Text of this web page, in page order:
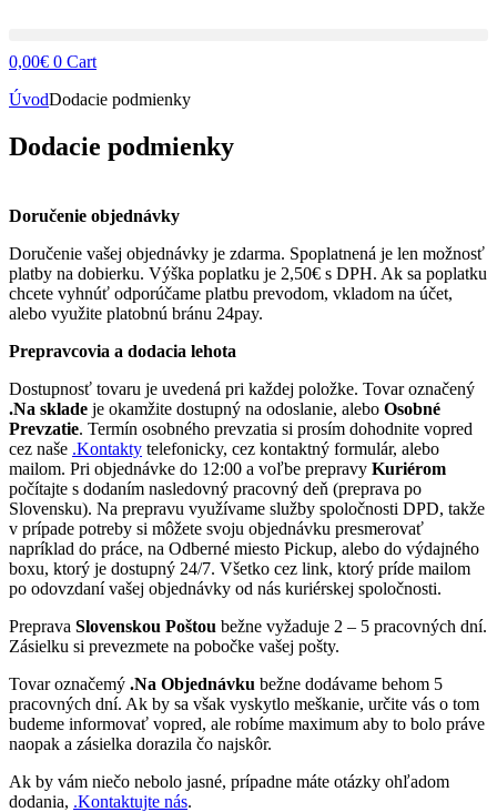
0,00€ 0 Cart
ÚvodDodacie podmienky
Dodacie podmienky
Doručenie objednávky
Doručenie vašej objednávky je zdarma. Spoplatnená je len možnosť
platby na dobierku. Výška poplatku je 2,50€ s DPH. Ak sa poplatku
chcete vyhnúť odporúčame platbu prevodom, vkladom na účet,
alebo využite platobnú bránu 24pay.
Prepravcovia a dodacia lehota
Dostupnosť tovaru je uvedená pri každej položke. Tovar označený
.Na sklade je okamžite dostupný na odoslanie, alebo Osobné
Prevzatie. Termín osobného prevzatia si prosím dohodnite vopred
cez naše .Kontakty telefonicky, cez kontaktný formulár, alebo
mailom. Pri objednávke do 12:00 a voľbe prepravy Kuriérom
počítajte s dodaním nasledovný pracovný deň (preprava po
Slovensku). Na prepravu využívame služby spoločnosti DPD, takže
v prípade potreby si môžete svoju objednávku presmerovať
napríklad do práce, na Odberné miesto Pickup, alebo do výdajného
boxu, ktorý je dostupný 24/7. Všetko cez link, ktorý príde mailom
po odovzdaní vašej objednávky od nás kuriérskej spoločnosti.
Preprava Slovenskou Poštou bežne vyžaduje 2 – 5 pracovných dní.
Zásielku si prevezmete na pobočke vašej pošty.
Tovar označemý .Na Objednávku bežne dodávame behom 5
pracovných dní. Ak by sa však vyskytlo meškanie, určite vás o tom
budeme informovať vopred, ale robíme maximum aby to bolo práve
naopak a zásielka dorazila čo najskôr.
Ak by vám niečo nebolo jasné, prípadne máte otázky ohľadom
dodania, .Kontaktujte nás.